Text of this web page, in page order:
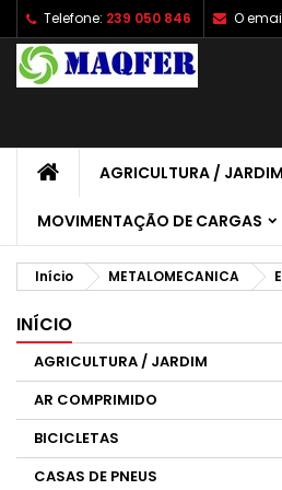
Telefone: 239 050 846 O
AGRICULTURA / JARDIM
MOVIMENTAÇÃO DE CARGAS
Início METALOMECANICA
INÍCIO
AGRICULTURA / JARDIM
AR COMPRIMIDO
BICICLETAS
CASAS DE PNEUS